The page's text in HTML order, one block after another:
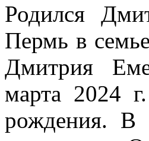
Родился
Пермь в
Дмитрия
марта 2024
рождения. В